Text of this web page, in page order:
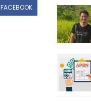
FACEBOOK